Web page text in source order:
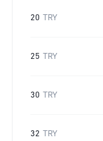
20 TRY
25 TRY
30 TRY
32 TRY